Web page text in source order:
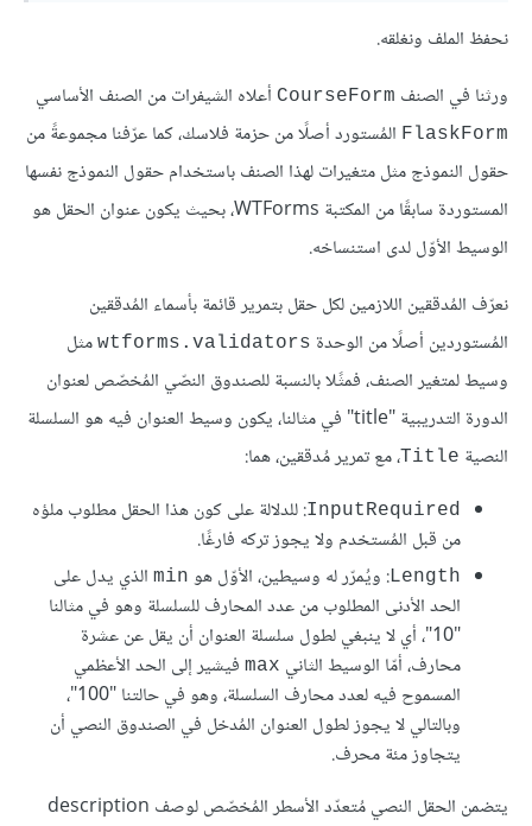
نحفظ الملف ونغلقه.
ورثنا في الصنف CourseForm أعلاه الشيفرات من الصنف الأساسي
FlaskForm المُستورد أصلًا من حزمة فلاسك، كما عرّفنا مجموعةً من
حقول النموذج مثل متغيرات لهذا الصنف باستخدام حقول النموذج نفسها
المستوردة سابقًا من المكتبة WTForms، بحيث يكون عنوان الحقل هو
الوسيط الأوّل لدى استنساخه.
نعرّف المُدققين اللازمين لكل حقل بتمرير قائمة بأسماء المُدققين
المُستوردين أصلًا من الوحدة wtforms.validators مثل
وسيط لمتغير الصنف، فمثًلا بالنسبة للصندوق النصّي المُخصّص لعنوان
الدورة التدريبية "title" في مثالنا، يكون وسيط العنوان فيه هو السلسلة
النصية Title، مع تمرير مُدققين، هما:
InputRequired: للدلالة على كون هذا الحقل مطلوب ملؤه
من قبل المُستخدم ولا يجوز تركه فارغًا.
Length: ويُمرّر له وسيطين، الأوّل هو min الذي يدل على
الحد الأدنى المطلوب من عدد المحارف للسلسلة وهو في مثالنا
"10"، أي لا ينبغي لطول سلسلة العنوان أن يقل عن عشرة
محارف، أمّا الوسيط الثاني max فيشير إلى الحد الأعظمي
المسموح فيه لعدد محارف السلسلة، وهو في حالتنا "100"،
وبالتالي لا يجوز لطول العنوان المُدخل في الصندوق النصي أن
يتجاوز مئة محرف.
يتضمن الحقل النصي مُتعدّد الأسطر المُخصّص لوصف description